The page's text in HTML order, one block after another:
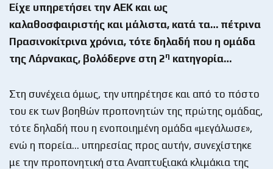
Είχε υπηρετήσει την ΑΕΚ και ως
καλαθοσφαιριστής και μάλιστα, κατά τα… πέτρινα
Πρασινοκίτρινα χρόνια, τότε δηλαδή που η ομάδα
της Λάρνακας, βολόδερνε στη 2η κατηγορία…
Στη συνέχεια όμως, την υπηρέτησε και από το πόστο
του εκ των βοηθών προπονητών της πρώτης ομάδας,
τότε δηλαδή που η ενοποιημένη ομάδα «μεγάλωσε»,
ενώ η πορεία… υπηρεσίας προς αυτήν, συνεχίστηκε
με την προπονητική στα Αναπτυξιακά κλιμάκια της